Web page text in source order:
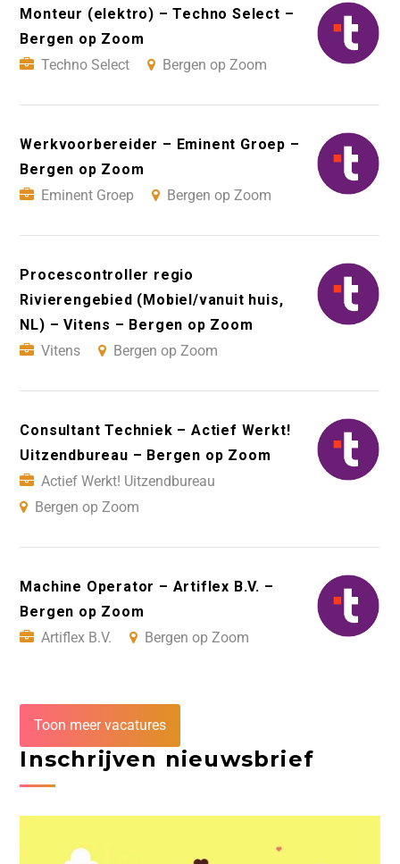
Monteur (elektro) – Techno Select –
Bergen op Zoom
Techno Select
Bergen op Zoom
Werkvoorbereider – Eminent Groep –
Bergen op Zoom
Eminent Groep
Bergen op Zoom
Procescontroller regio
Rivierengebied (Mobiel/vanuit huis,
NL) – Vitens – Bergen op Zoom
Vitens
Bergen op Zoom
Consultant Techniek – Actief Werkt!
Uitzendbureau – Bergen op Zoom
Actief Werkt! Uitzendbureau
Bergen op Zoom
Machine Operator – Artiflex B.V. –
Bergen op Zoom
Artiflex B.V.
Bergen op Zoom
Toon meer vacatures
Inschrijven nieuwsbrief